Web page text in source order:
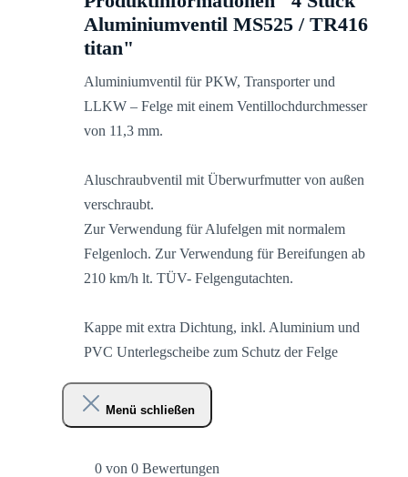
Aluminiumventil MS525 / TR416
titan"
Aluminiumventil für PKW, Transporter und
LLKW – Felge mit einem Ventillochdurchmesser
von 11,3 mm.
Aluschraubventil mit Überwurfmutter von außen
verschraubt.
Zur Verwendung für Alufelgen mit normalem
Felgenloch. Zur Verwendung für Bereifungen ab
210 km/h lt. TÜV- Felgengutachten.
Kappe mit extra Dichtung, inkl. Aluminium und
PVC Unterlegscheibe zum Schutz der Felge
Menü schließen
0 von 0 Bewertungen